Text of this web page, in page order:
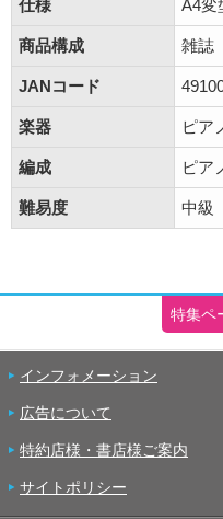
仕様 A4変
商品構成 雑誌
JANコード
楽器 ピア
編成 ピア
難易度 中級
特集ペ
インフォメーション
広告について
特約店様・書店様ご案内
サイトポリシー